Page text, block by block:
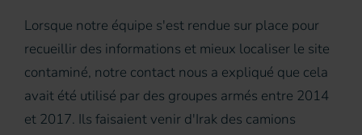
Lorsque notre équipe s'est rendue sur place pour
recueillir des informations et mieux localiser le site
contaminé, notre contact nous a expliqué que cela
avait été utilisé par des groupes armés entre 2014
et 2017. Ils faisaient venir d'Irak des camions